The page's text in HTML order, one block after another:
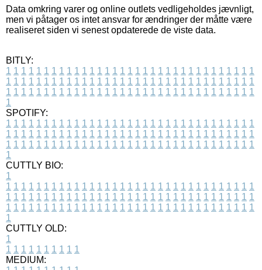
Data omkring varer og online outlets vedligeholdes jævnligt,
men vi påtager os intet ansvar for ændringer der måtte være
realiseret siden vi senest opdaterede de viste data.
BITLY:
1 1 1 1 1 1 1 1 1 1 1 1 1 1 1 1 1 1 1 1 1 1 1 1 1 1 1 1 1 1 1 1 1
1 1 1 1 1 1 1 1 1 1 1 1 1 1 1 1 1 1 1 1 1 1 1 1 1 1 1 1 1 1 1 1 1
1 1 1 1 1 1 1 1 1 1 1 1 1 1 1 1 1 1 1 1 1 1 1 1 1 1 1 1 1 1 1 1 1
1
SPOTIFY:
1 1 1 1 1 1 1 1 1 1 1 1 1 1 1 1 1 1 1 1 1 1 1 1 1 1 1 1 1 1 1 1 1
1 1 1 1 1 1 1 1 1 1 1 1 1 1 1 1 1 1 1 1 1 1 1 1 1 1 1 1 1 1 1 1 1
1 1 1 1 1 1 1 1 1 1 1 1 1 1 1 1 1 1 1 1 1 1 1 1 1 1 1 1 1 1 1 1 1
1
CUTTLY BIO:
1
1 1 1 1 1 1 1 1 1 1 1 1 1 1 1 1 1 1 1 1 1 1 1 1 1 1 1 1 1 1 1 1 1
1 1 1 1 1 1 1 1 1 1 1 1 1 1 1 1 1 1 1 1 1 1 1 1 1 1 1 1 1 1 1 1 1
1 1 1 1 1 1 1 1 1 1 1 1 1 1 1 1 1 1 1 1 1 1 1 1 1 1 1 1 1 1 1 1 1
1
CUTTLY OLD:
1
1 1 1 1 1 1 1 1 1 1
MEDIUM: